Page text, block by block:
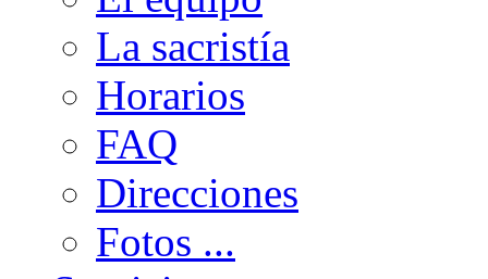
La sacristía
Horarios
FAQ
Direcciones
Fotos ...